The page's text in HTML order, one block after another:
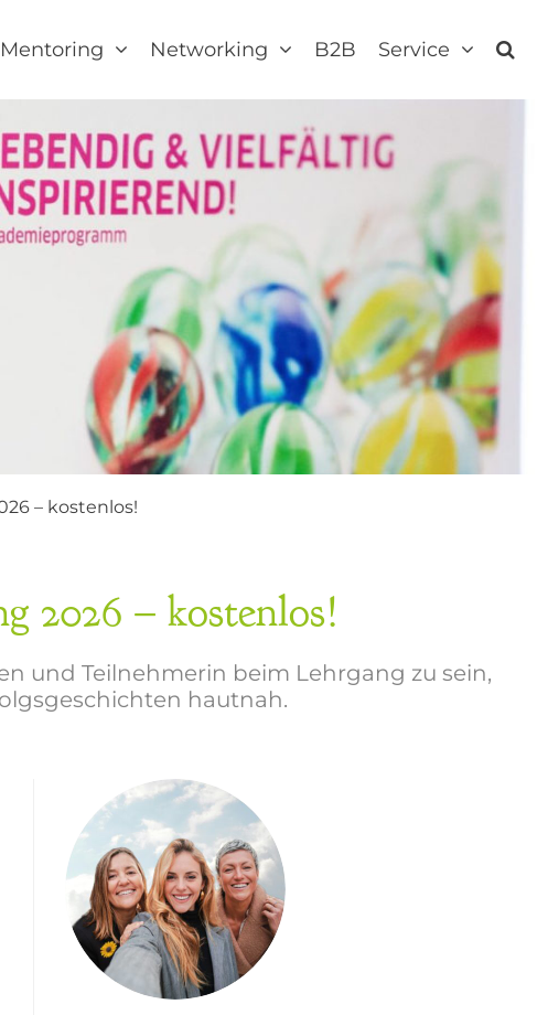
Mentoring Networking B2B Service
– kostenlos!
2026 – kostenlos!
und Teilnehmerin beim Lehrgang zu sein,
hautnah.